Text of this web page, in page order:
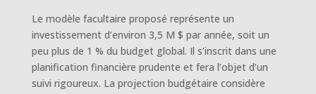
Le modèle facultaire proposé représente un
investissement d’environ 3,5 M $ par année, soit un
peu plus de 1 % du budget global. Il s’inscrit dans une
planification financière prudente et fera l’objet d’un
suivi rigoureux. La projection budgétaire considère